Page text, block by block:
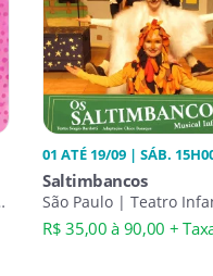
01 ATÉ 19/09 | SÁB.
Saltimbancos
São Paulo | Teatro
R$ 35,00 à 90,00 +